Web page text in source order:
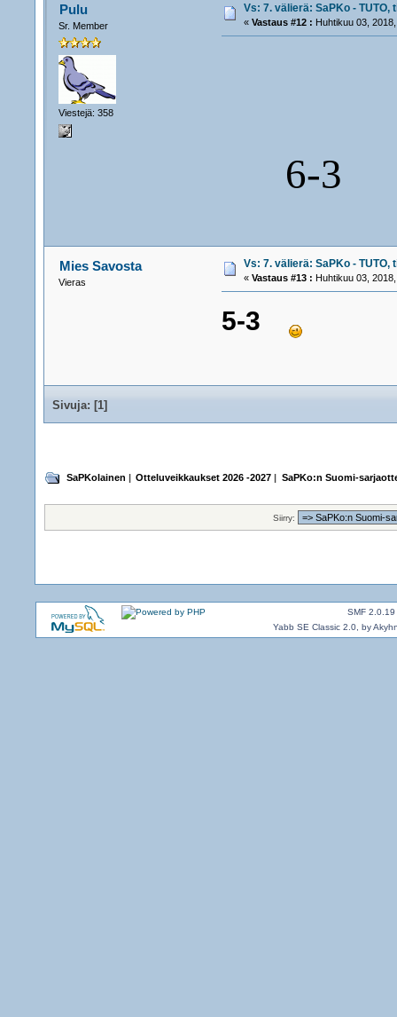
Pulu
Sr. Member
Viestejä: 358
Vs: 7. välierä: SaPKo - TUTO,
«Vastaus #12 : Huhtikuu 03,
6-3
Mies Savosta
Vieras
Vs: 7. välierä: SaPKo - TUTO,
«Vastaus #13 : Huhtikuu 03,
5-3
Sivuja: [1]
SaPKolainen | Otteluveikkaukset 2026 -2027 | SaPKo:n Suomi-
Siirry:
SMF 2.0.19
Yabb SE Classic 2.0, by